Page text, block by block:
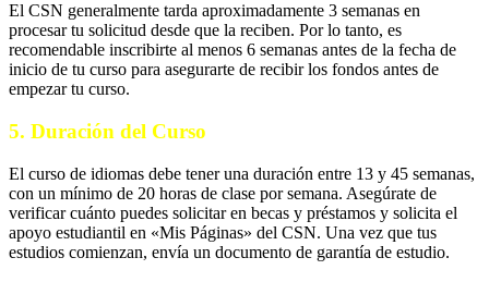
El CSN generalmente tarda aproximadamente 3 semanas en
procesar tu solicitud desde que la reciben. Por lo tanto, es
recomendable inscribirte al menos 6 semanas antes de la fecha de
inicio de tu curso para asegurarte de recibir los fondos antes de
empezar tu curso.
5. Duración del Curso
El curso de idiomas debe tener una duración entre 13 y 45 semanas,
con un mínimo de 20 horas de clase por semana. Asegúrate de
verificar cuánto puedes solicitar en becas y préstamos y solicita el
apoyo estudiantil en «Mis Páginas» del CSN. Una vez que tus
estudios comienzan, envía un documento de garantía de estudio.